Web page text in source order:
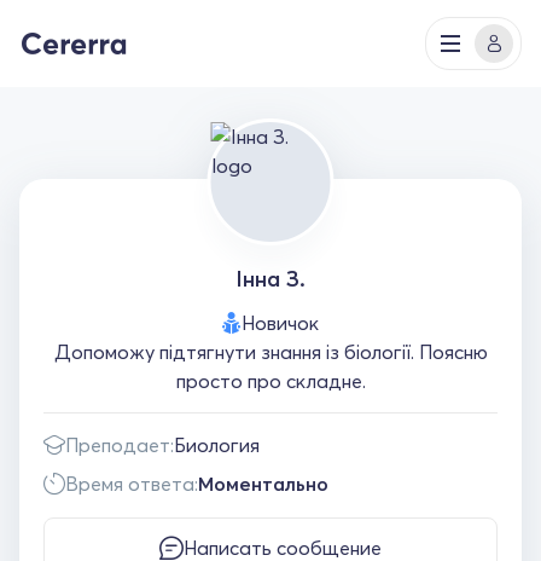
Інна З.
Новичок
Допоможу підтягнути знання із біології. Поясню
просто про складне.
Преподает:Биология
Время ответа:Моментально
Написать сообщение